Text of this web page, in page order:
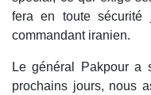
fera en toute
commandant iranien.
Le général Pakpour a
prochains jours, nous